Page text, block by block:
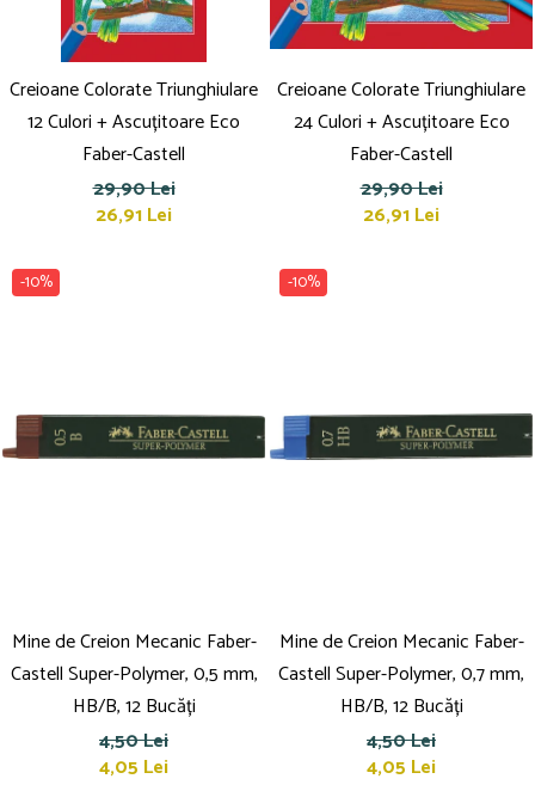
Creioane Colorate Triunghiulare
12 Culori + Ascuțitoare Eco
Faber-Castell
29,90 Lei
26,91 Lei
Creioane Colorate Triunghiulare
24 Culori + Ascuțitoare Eco
Faber-Castell
29,90 Lei
26,91 Lei
-10%
Mine de Creion Mecanic Faber-
Castell Super-Polymer, 0,5 mm,
HB/B, 12 Bucăți
4,50 Lei
4,05 Lei
-10%
Mine de Creion Mecanic Faber-
Castell Super-Polymer, 0,7 mm,
HB/B, 12 Bucăți
4,50 Lei
4,05 Lei